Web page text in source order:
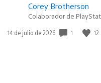
Corey Brotherson
Colaborador de
Fecha
14 de julio de 2026 1 12